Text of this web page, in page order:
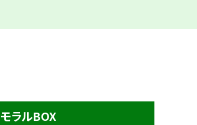
モラルBOX